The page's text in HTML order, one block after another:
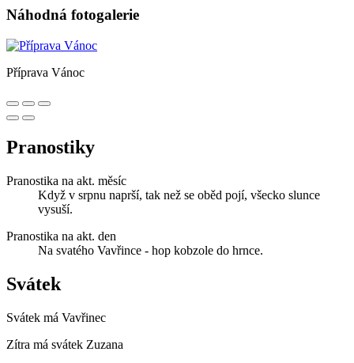
Náhodná fotogalerie
Příprava Vánoc
Pranostiky
Pranostika na akt. měsíc
Když v srpnu naprší, tak než se oběd pojí, všecko slunce
vysuší.
Pranostika na akt. den
Na svatého Vavřince - hop kobzole do hrnce.
Svátek
Svátek má Vavřinec
Zítra má svátek Zuzana